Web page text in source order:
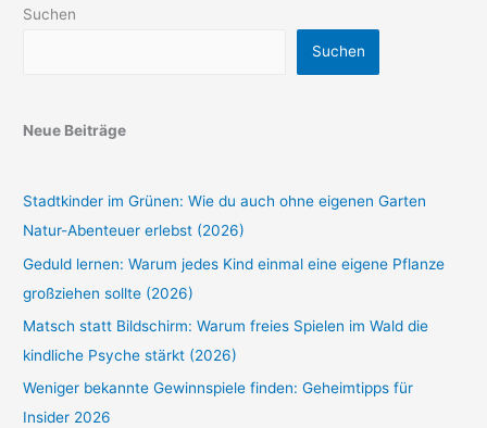
Suchen
Suchen
Neue Beiträge
Stadtkinder im Grünen: Wie du auch ohne eigenen Garten
Natur-Abenteuer erlebst (2026)
Geduld lernen: Warum jedes Kind einmal eine eigene Pflanze
großziehen sollte (2026)
Matsch statt Bildschirm: Warum freies Spielen im Wald die
kindliche Psyche stärkt (2026)
Weniger bekannte Gewinnspiele finden: Geheimtipps für
Insider 2026